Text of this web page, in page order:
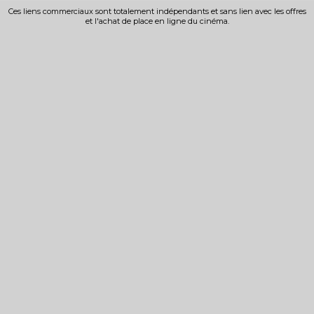
Ces liens commerciaux sont totalement indépendants et sans lien avec les offres
et l'achat de place en ligne du cinéma.